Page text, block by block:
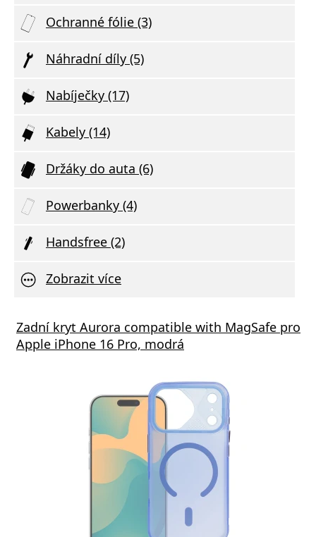
Ochranné fólie (3)
Náhradní díly (5)
Nabíječky (17)
Kabely (14)
Držáky do auta (6)
Powerbanky (4)
Handsfree (2)
Zobrazit více
Zadní kryt Aurora compatible with MagSafe pro
Apple iPhone 16 Pro, modrá
nabíječka FIXED s 2xUSB výstupem, 17W
Rapid Charge, bílá